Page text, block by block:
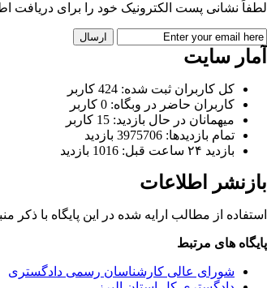
لطفاً نشانی پست الکترونیک خود را برای دریافت
آمار سایت
کل کاربران ثبت شده: 424 کاربر
کاربران حاضر در وبگاه: 0 کاربر
میهمانان در حال بازدید: 15 کاربر
تمام بازدید‌ها: 3975706 بازدید
بازدید ۲۴ ساعت قبل: 1016 بازدید
بازنشر اطلاعات
استفاده از مطالب ارایه شده در این پایگاه با ذکر
پایگاه های مرتبط
شورای عالی کارشناسان رسمی دادگستری